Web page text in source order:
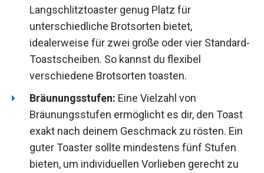
Langschlitztoaster genug Platz für
unterschiedliche Brotsorten bietet,
idealerweise für zwei große oder vier Standard-
Toastscheiben. So kannst du flexibel
verschiedene Brotsorten toasten.
Bräunungsstufen: Eine Vielzahl von
Bräunungsstufen ermöglicht es dir, den Toast
exakt nach deinem Geschmack zu rösten. Ein
guter Toaster sollte mindestens fünf Stufen
bieten, um individuellen Vorlieben gerecht zu